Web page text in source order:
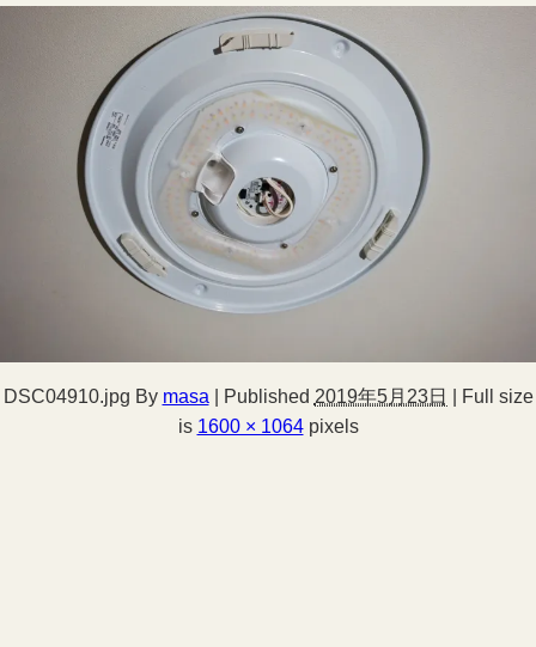
DSC04910.jpg By masa Published 2019年5月23日
Full size
is 1600 × 1064pixels